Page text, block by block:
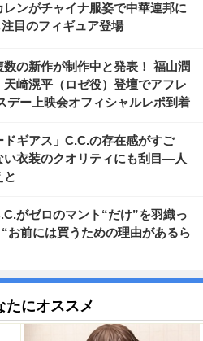
レンがチャイナ服姿で中華連邦に
目のフィギュア登場
数の新作が制作中と発表！ 福山潤
天崎滉平（ロゼ役）登壇でアフレ
デー上映会オフィシャルレポ到着
ドギアス」C.C.の存在感がすご
い衣装のクオリティにも刮目―人
と
がゼロのマント“だけ”を羽織っ
お前には買うための理由があるら
たにオススメ